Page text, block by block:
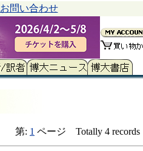
お問い合わせ
第: 1 ページ Totally 4 records